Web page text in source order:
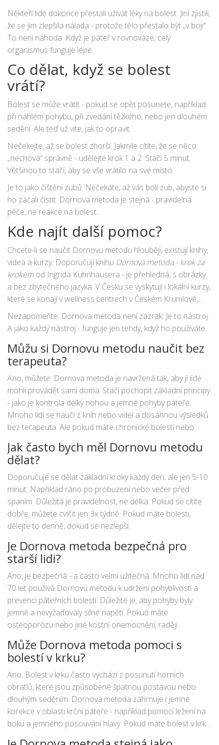
Někteří lidé dokonce přestali užívat léky na bolest. Jiní zjistili,
že se jim zlepšila nálada - protože tělo přestalo být „v boji“.
To není náhoda. Když je páteř v rovnováze, celý
organismus funguje lépe.
Co dělat, když se bolest
vrátí?
Bolest se může vrátit - pokud se opět posunete, například
při náhlém pohybu, při zvedání těžkého, nebo jen dlouhém
sedění. Ale teď už víte, jak to opravit.
Nečekejte, až se bolest zhorší. Jakmile cítíte, že se něco
„nechová“ správně - udělejte krok 1 a 2. Stačí 5 minut.
Většinou to stačí, aby se vše vrátilo na své místo.
Je to jako čištění zubů. Nečekáte, až vás bolí zub, abyste si
ho začali čistit. Dornova metoda je stejná - pravidelná
péče, ne reakce na bolest.
Kde najít další pomoc?
Chcete-li se naučit Dornovu metodu hlouběji, existují knihy,
videa a kurzy. Doporučuji knihu Dornova metoda - krok za
krokemod Ingrida Kühnhausera - je přehledná, s obrázky
a bez zbytečného jazyka. V Česku se vyskytují i lokální kurzy,
které se konají v wellness centrech v Českém Krumlově,
Brně nebo Praze. Ty jsou levné a trvají 2-3 hodiny. Po nich
už víte, co dělat doma.
Nezapomeňte: Dornova metoda není zázrak. Je to nástroj.
A jako každý nástroj - funguje jen tehdy, když ho používáte.
Můžu si Dornovu metodu naučit bez
terapeuta?
Ano, můžete. Dornova metoda je navržená tak, aby ji lidé
mohli provádět sami doma. Stačí pochopit základní principy
- jako je kontrola délky nohou a jemné pohyby páteře.
Mnoho lidí se naučí z knih nebo videí a dosáhnou výsledků
bez terapeuta. Ale pokud máte chronické bolesti nebo
odborníkem.
Jak často bych měl Dornovu metodu
dělat?
Doporučuje se dělat základní kroky každý den, ale jen 5-10
minut. Například ráno po probuzení nebo večer před
spaním. Důležitá je pravidelnost, ne délka. Pokud se cítíte
dobře, můžete cvičit jen 3x týdně. Pokud máte bolesti,
dělejte to denně, dokud se nezlepší.
Je Dornova metoda bezpečná pro
starší lidi?
Ano, je bezpečná - a často velmi užitečná. Mnoho lidí nad
70 let používá Dornovu metodu k udržení pohyblivosti a
prevenci páteřních bolestí. Důležité je, aby pohyby byly
jemné a nevyžadovaly silné napětí. Pokud máte
osteoporózu nebo jiné kostní onemocnění, raději
konzultujte lékaře, ale většina cvičení je stále vhodná.
Může Dornova metoda pomoci s
bolestí v krku?
Ano. Bolest v krku často vychází z posunutí horních
obratlů, které jsou způsobené špatnou postavou nebo
dlouhým seděním. Dornova metoda zahrnuje i jemné
korekce v oblasti krční páteře - například pomocí ležení na
boku a jemného posouvání hlavy. Pokud máte bolest v krku,